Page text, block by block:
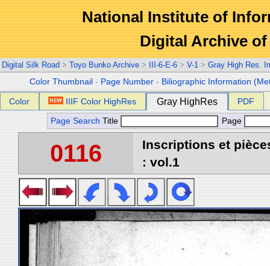
National Institute of
Digital Archive
Digital Silk Road > Toyo Bunko Archive > III-6-E-6 > V-1 > Gray High Res.
Color Thumbnail - Page Number - Biliographic Information
Color IIIF Color HighRes Gray HighRes PDF
Page Search Title Page
0116
Inscriptions et
: vol.1